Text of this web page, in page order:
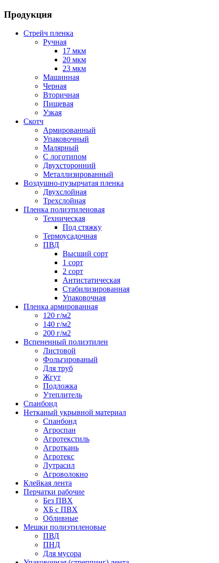
Продукция
Стрейч пленка
Ручная
17 мкм
20 мкм
23 мкм
Машинная
Черная
Вторичная
Пищевая
Узкая
Скотч
Армированный
Упаковочный
Малярный
С логотипом
Двухсторонний
Металлизированный
Воздушно-пузырчатая пленка
Двухслойная
Трехслойная
Пленка полиэтиленовая
Техническая
Под стяжку
Термоусадочная
ПВД
Высший сорт
1 сорт
2 сорт
Антистатическая
Стабилизированная
Упаковочная
Пленка армированная
120 г/м2
140 г/м2
200 г/м2
Вспененный полиэтилен
Листовой
Фольгированый
Для труб
Жгут
Подложка
Утеплитель
Спанбонд
Нетканый укрывной материал
Спанбонд
Агроспан
Агротекстиль
Агроткань
Агротекс
Лутрасил
Агроволокно
Клейкая лента
Перчатки рабочие
Без ПВХ
ХБ с ПВХ
Обливные
Мешки полиэтиленовые
ПВД
ПНД
Для мусора